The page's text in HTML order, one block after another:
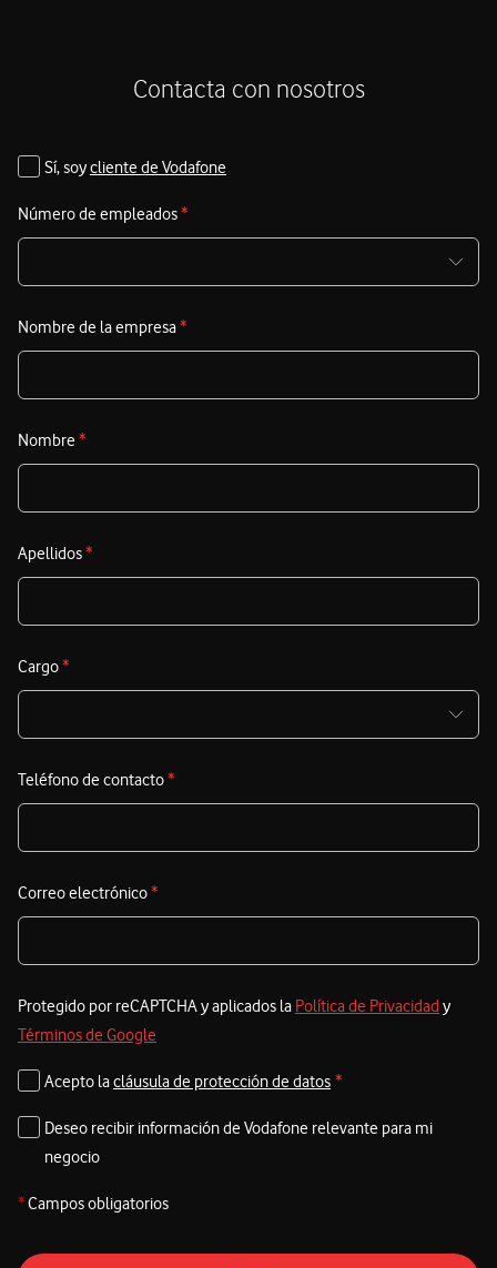
Contacta con nosotros
Sí, soycliente de Vodafone
Número de empleados*
Nombre de la empresa*
Nombre *
Apellidos*
Cargo*
Teléfono de contacto*
Correo electrónico*
Protegido por reCAPTCHA y aplicados la Política de Privacidad y
Términos de Google
Acepto lacláusula de protección de datos *
Deseo recibir información de Vodafone relevante para mi
negocio
*Campos obligatorios